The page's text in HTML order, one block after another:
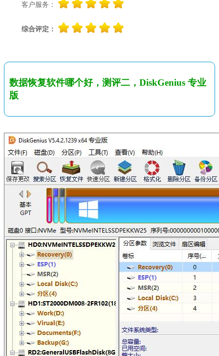
客户服务：
综合评定：
数据恢复软件哪个好，测评二，DiskGenius 专业
版